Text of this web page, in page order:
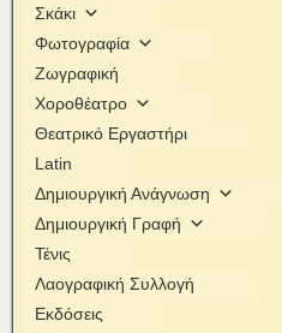
Σκάκι
Φωτογραφία
Ζωγραφική
Χοροθέατρο
Θεατρικό Εργαστήρι
Latin
Δημιουργική Ανάγνωση
Δημιουργική Γραφή
Τένις
Λαογραφική Συλλογή
Εκδόσεις